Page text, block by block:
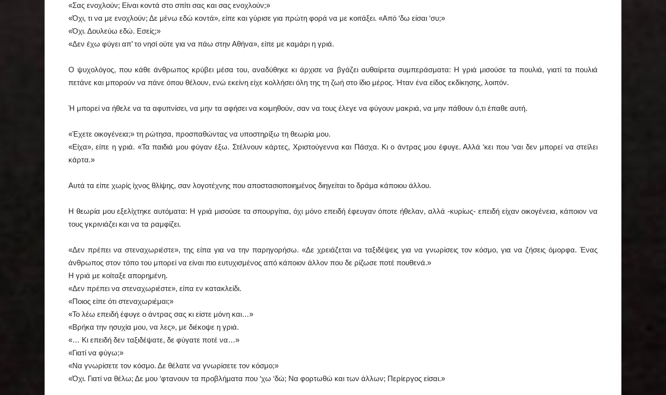
«Σας ενοχλούν; Είναι κοντά στο σπίτι σας και σας ενοχλούν;»
«Όχι, τι να με ενοχλούν; Δε μένω εδώ κοντά», είπε και γύρισε για πρώτη φορά να με κοιτάξει. «Από ‘δω είσαι ‘συ;»
«Όχι. Δουλεύω εδώ. Εσείς;»
«Δεν έχω φύγει απ’ το νησί ούτε για να πάω στην Αθήνα», είπε με καμάρι η γριά.
Ο ψυχολόγος, που κάθε άνθρωπος κρύβει μέσα του, αναδύθηκε κι άρχισε να βγάζει αυθαίρετα συμπεράσματα: Η γριά μισούσε τα πουλιά, γιατί τα πουλιά
πετάνε και μπορούν να πάνε όπου θέλουν, ενώ εκείνη είχε κολλήσει όλη της τη ζωή στο ίδιο μέρος. Ήταν ένα είδος εκδίκησης, λοιπόν.
Ή μπορεί να ήθελε να τα αφυπνίσει, να μην τα αφήσει να κοιμηθούν, σαν να τους έλεγε να φύγουν μακριά, να μην πάθουν ό,τι έπαθε αυτή.
«Έχετε οικογένεια;» τη ρώτησα, προσπαθώντας να υποστηρίξω τη θεωρία μου.
«Είχα», είπε η γριά. «Τα παιδιά μου φύγαν έξω. Στέλνουν κάρτες, Χριστούγεννα και Πάσχα. Κι ο άντρας μου έφυγε. Αλλά ‘κει που ‘ναι δεν μπορεί να στείλει
κάρτα.»
Αυτά τα είπε χωρίς ίχνος θλίψης, σαν λογοτέχνης που αποστασιοποιημένος διηγείται το δράμα κάποιου άλλου.
Η θεωρία μου εξελίχτηκε αυτόματα: Η γριά μισούσε τα σπουργίτια, όχι μόνο επειδή έφευγαν όποτε ήθελαν, αλλά -κυρίως- επειδή είχαν οικογένεια, κάποιον να
τους γκρινιάζει και να τα ραμφίζει.
«Δεν πρέπει να στεναχωριέστε», της είπα για να την παρηγορήσω. «Δε χρειάζεται να ταξιδέψεις για να γνωρίσεις τον κόσμο, για να ζήσεις όμορφα. Ένας
άνθρωπος στον τόπο του μπορεί να είναι πιο ευτυχισμένος από κάποιον άλλον που δε ρίζωσε ποτέ πουθενά.»
Η γριά με κοίταξε απορημένη.
«Δεν πρέπει να στεναχωριέστε», είπα εν κατακλείδι.
«Ποιος είπε ότι στεναχωριέμαι;»
«Το λέω επειδή έφυγε ο άντρας σας κι είστε μόνη και…»
«Βρήκα την ησυχία μου, να λες», με διέκοψε η γριά.
«… Κι επειδή δεν ταξιδέψατε, δε φύγατε ποτέ να…»
«Γιατί να φύγω;»
«Να γνωρίσετε τον κόσμο. Δε θέλατε να γνωρίσετε τον κόσμο;»
«Όχι. Γιατί να θέλω; Δε μου ‘φτανουν τα προβλήματα που ‘χω ‘δώ; Να φορτωθώ και των άλλων; Περίεργος είσαι.»